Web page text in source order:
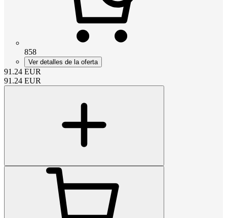
858
Ver detalles de la oferta
91.24 EUR
91.24 EUR